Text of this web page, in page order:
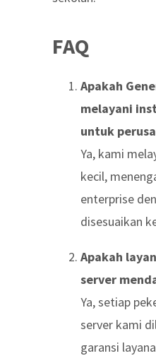
FAQ
Apakah
melayani
untuk
Ya, kami
kecil,
enterprise
disesuaikan
Apakah
server
Ya, setiap
server kami
garansi